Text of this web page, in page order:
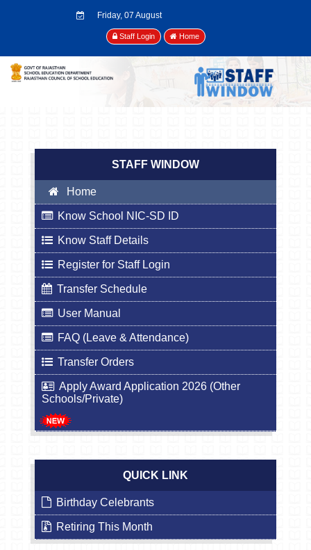
Friday, 07 August
Staff Login Home
STAFF WINDOW
Home
Know School NIC-SD ID
Know Staff Details
Register for Staff Login
Transfer Schedule
User Manual
FAQ (Leave & Attendance)
Transfer Orders
Apply Award Application 2026 (Other
Schools/Private)
QUICK LINK
Birthday Celebrants
Retiring This Month